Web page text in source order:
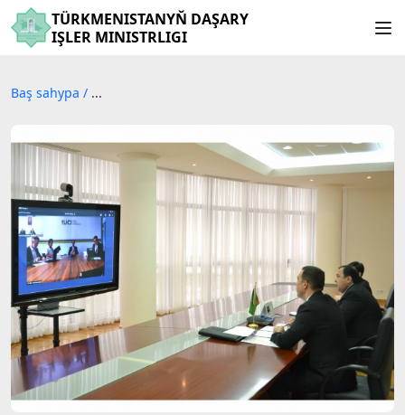
TÜRKMENISTANYŇ DAŞARY
IŞLER MINISTRLIGI
Baş sahypa / ...